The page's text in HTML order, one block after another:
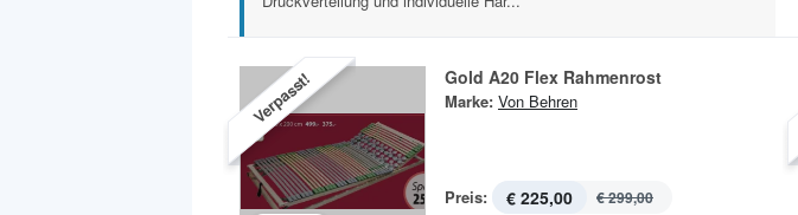
Verpasst! Gold A20 Flex Rahmenrost
Marke: Von Behren
Preis: € 225,00 € 299,00